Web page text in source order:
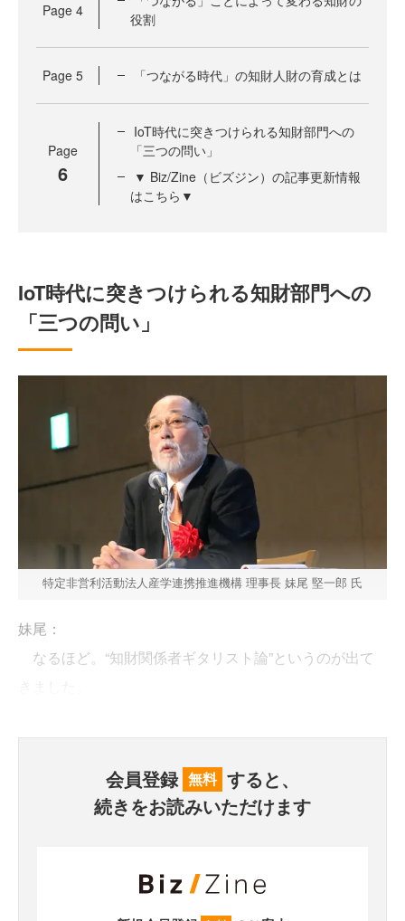
Page 4
役割
Page 5 「つながる時代」の知財人財の育成とは
Page
6
IoT時代に突きつけられる知財部門への
「三つの問い」
▼ Biz/Zine（ビズジン）の記事更新情報
はこちら▼
IoT時代に突きつけられる知財部門への
「三つの問い」
特定非営利活動法人産学連携推進機構 理事長 妹尾 堅一郎 氏
妹尾：
なるほど。“知財関係者ギタリスト論”というのが出て
会員登録 無料 すると、
続きをお読みいただけます